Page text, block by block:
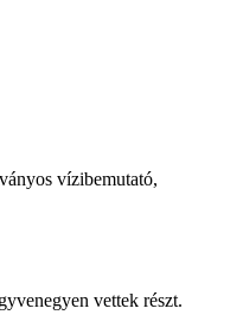
vízibemutató,
vettek részt.